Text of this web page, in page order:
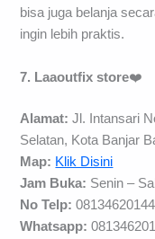
bisa juga belanja
ingin lebih praktis.
7. Laaoutfix store❤️
Alamat: Jl. Intansari
Selatan, Kota Banjar
Map: Klik Disini
Jam Buka: Senin –
No Telp:
Whatsapp: